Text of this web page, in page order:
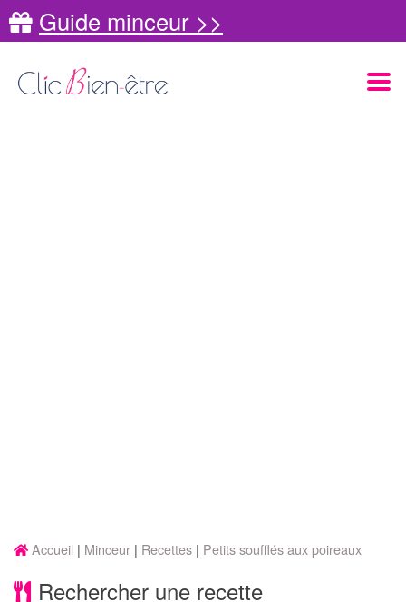
Guide minceur >>
Accueil Minceur Recettes Petits soufflés aux poireaux
Rechercher une recette